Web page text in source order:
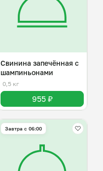
Свинина запечённая с
шампиньонами
0,5 кг
955 ₽
Завтра c 06:00